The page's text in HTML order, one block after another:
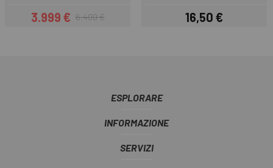
Prezzo
3.999 €Prezzo base
6.400 €
Prezzo
16,50 €
ESPLORARE
INFORMAZIONE
SERVIZI